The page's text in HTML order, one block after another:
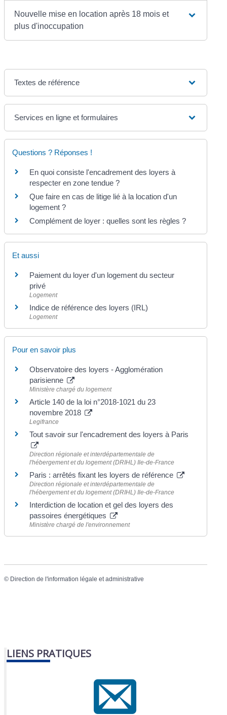
Nouvelle mise en location après 18 mois et
plus d'inoccupation
Textes de référence
Services en ligne et formulaires
Questions ? Réponses !
En quoi consiste l'encadrement des loyers à
respecter en zone tendue ?
Que faire en cas de litige lié à la location d'un
logement ?
Complément de loyer : quelles sont les règles ?
Et aussi
Paiement du loyer d'un logement du secteur
privé
Logement
Indice de référence des loyers (IRL)
Logement
Pour en savoir plus
Observatoire des loyers - Agglomération
parisienne
Ministère chargé du logement
Article 140 de la loi n°2018-1021 du 23
novembre 2018
Legifrance
Tout savoir sur l'encadrement des loyers à Paris
Direction régionale et interdépartementale de
l'hébergement et du logement (DRIHL) Ile-de-France
Paris : arrêtés fixant les loyers de référence
Direction régionale et interdépartementale de
l'hébergement et du logement (DRIHL) Ile-de-France
Interdiction de location et gel des loyers des
passoires énergétiques
Ministère chargé de l'environnement
© Direction de l'information légale et administrative
LIENS PRATIQUES